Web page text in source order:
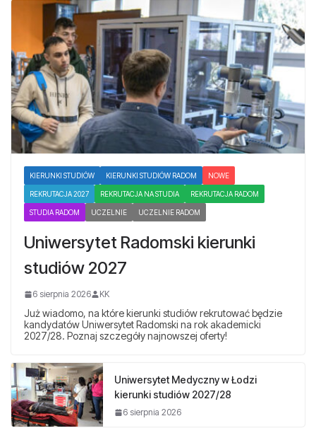
KIERUNKI STUDIÓW KIERUNKI STUDIÓW RADOM NOWE
REKRUTACJA 2027 REKRUTACJA NA STUDIA REKRUTACJA RADOM
STUDIA RADOM UCZELNIE UCZELNIE RADOM
Uniwersytet Radomski kierunki
studiów 2027
6 sierpnia 2026 KK
Już wiadomo, na które kierunki studiów rekrutować będzie
kandydatów Uniwersytet Radomski na rok akademicki
2027/28. Poznaj szczegóły najnowszej oferty!
Uniwersytet Medyczny w Łodzi
kierunki studiów 2027/28
6 sierpnia 2026